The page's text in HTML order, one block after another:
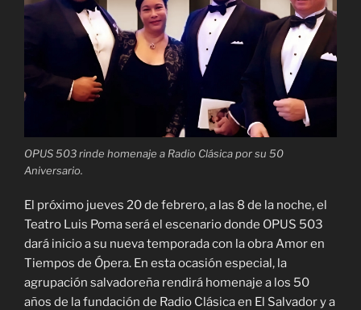
OPUS 503 rinde homenaje a Radio Clásica por su 50
Aniversario.
El próximo jueves 20 de febrero, a las 8 de la noche, el
Teatro Luis Poma será el escenario donde OPUS 503
dará inicio a su nueva temporada con la obra Amor en
Tiempos de Ópera. En esta ocasión especial, la
agrupación salvadoreña rendirá homenaje a los 50
años de la fundación de Radio Clásica en El Salvador y a